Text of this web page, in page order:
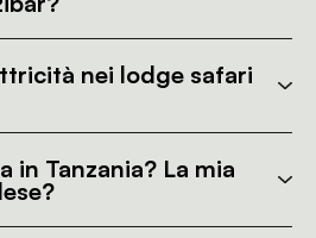
nei lodge safari
in Tanzania? La mia